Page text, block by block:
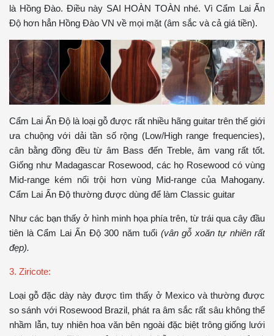
là Hồng Đào. Điều này SAI HOÀN TOÀN nhé. Vì Cẩm Lai Ấn
Độ hơn hẳn Hồng Đào VN về mọi mặt (âm sắc và cả giá tiền).
Cẩm Lai Ấn Độ là loại gỗ được rất nhiều hãng guitar trên thế giới
ưa chuộng với dải tần số rộng (Low/High range frequencies),
cân bằng đồng đều từ âm Bass đến Treble, âm vang rất tốt.
Giống như Madagascar Rosewood, các họ Rosewood có vùng
Mid-range kém nổi trội hơn vùng Mid-range của Mahogany.
Cẩm Lai Ấn Độ thường được dùng để làm Classic guitar
Như các bạn thấy ở hình minh họa phía trên, từ trái qua cây đầu
tiên là Cẩm Lai Ấn Độ 300 năm tuổi (vân gỗ xoăn tự nhiên rất
đẹp).
3. Ziricote:
Loại gỗ đặc dày này được tìm thấy ở Mexico và thường được
so sánh với Rosewood Brazil, phát ra âm sắc rất sâu không thể
nhầm lẫn, tuy nhiên hoa văn bên ngoài đặc biệt trông giống lưới